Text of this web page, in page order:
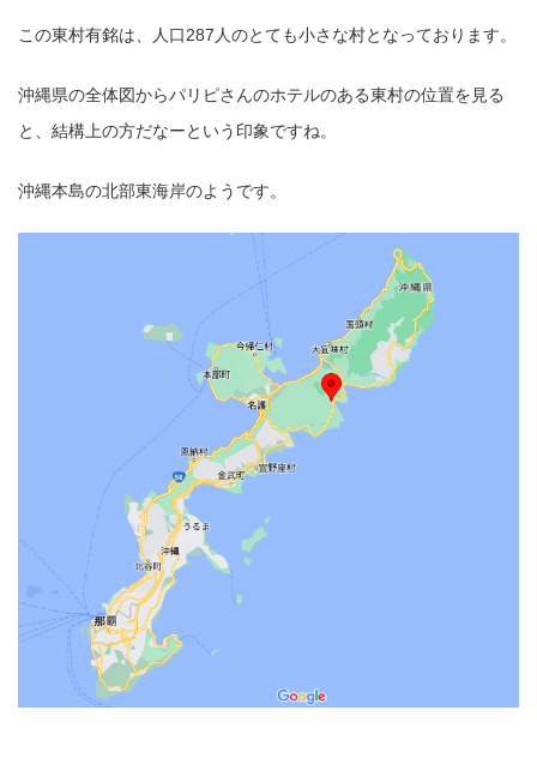
この東村有銘は、人口287人のとても小さな村となっております。
沖縄県の全体図からパリピさんのホテルのある東村の位置を見る
と、結構上の方だなーという印象ですね。
沖縄本島の北部東海岸のようです。